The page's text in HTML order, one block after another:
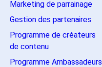
Marketing de parrainage
Gestion des partenaires
Programme de créateurs
de contenu
Programme Ambassadeurs